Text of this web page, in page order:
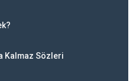
Kalmaz Sözleri